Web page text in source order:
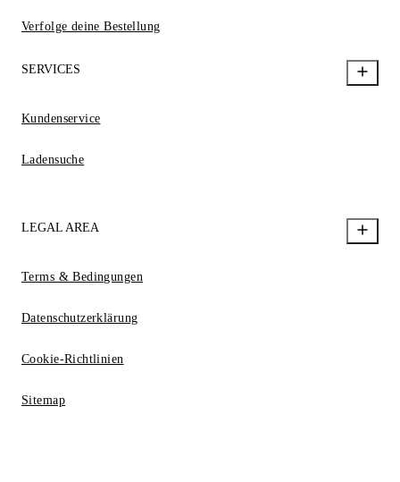
Verfolge deine Bestellung
SERVICES
Kundenservice
Ladensuche
LEGAL AREA
Terms & Bedingungen
Datenschutzerklärung
Cookie-Richtlinien
Sitemap